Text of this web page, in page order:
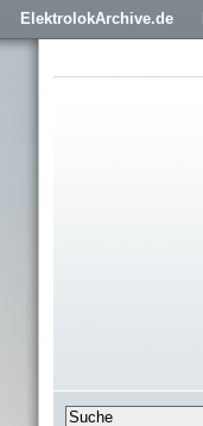
ElektrolokArchive.de